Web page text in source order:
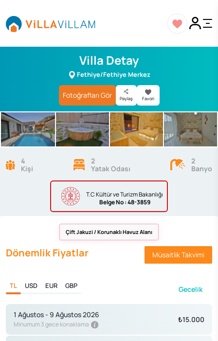
Villa Detay
Fethiye/Fethiye Merkez
Fotoğrafları Gör Paylaş Favori
T.C Kültür ve Turizm Bakanlığı
BelgeNo : 48-3859
4
Kişi
2
Yatak Odası
2
Banyo
Çift Jakuzi / Korunaklı Havuz Alanı
Dönemlik Fiyatlar Müsaitlik Takvimi
TL USD EUR GBP Gecelik
1 Ağustos - 9 Ağustos 2026
Minumum 3 gece konaklama
₺15.000